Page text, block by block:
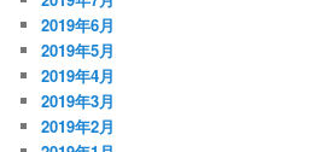
2019年6月
2019年5月
2019年4月
2019年3月
2019年2月